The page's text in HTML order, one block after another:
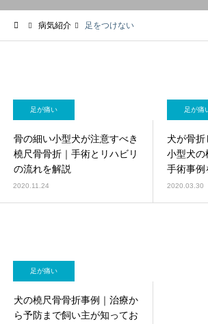
画像診断科
病気紹介 足をつけない
足が痛い
骨の細い小型犬が注意すべき
橈尺骨骨折｜手術とリハビリ
の流れを解説
2020.11.24
足が痛
犬が骨折
小型犬の
手術事例
2020.03.30
足が痛い
犬の橈尺骨骨折事例｜治療か
ら予防まで飼い主が知ってお